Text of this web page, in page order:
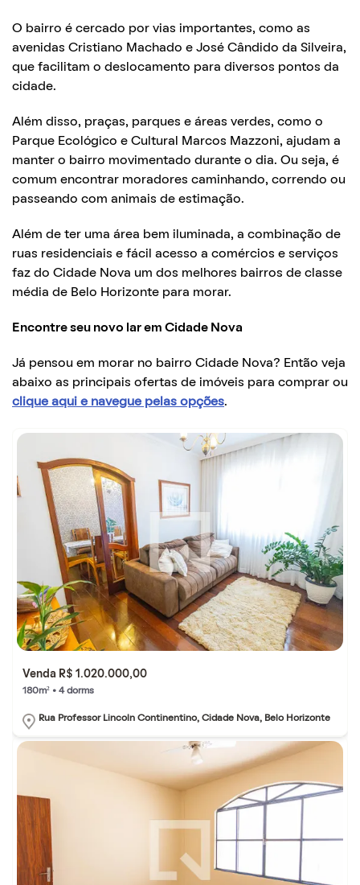
O bairro é cercado por vias importantes, como as
avenidas Cristiano Machado e José Cândido da Silveira,
que facilitam o deslocamento para diversos pontos da
cidade.
Além disso, praças, parques e áreas verdes, como o
Parque Ecológico e Cultural Marcos Mazzoni, ajudam a
manter o bairro movimentado durante o dia. Ou seja, é
comum encontrar moradores caminhando, correndo ou
passeando com animais de estimação.
Além de ter uma área bem iluminada, a combinação de
ruas residenciais e fácil acesso a comércios e serviços
faz do Cidade Nova um dos melhores bairros de classe
média de Belo Horizonte para morar.
Encontre seu novo lar em Cidade Nova
Já pensou em morar no bairro Cidade Nova? Então veja
abaixo as principais ofertas de imóveis para comprar ou
clique aqui e navegue pelas opções.
Venda R$ 1.020.000,00
180m² • 4 dorms
Rua Professor Lincoln Continentino, Cidade Nova, Belo Horizonte